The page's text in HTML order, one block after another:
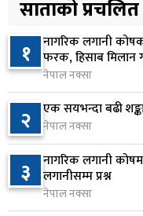
७ घण्टा अघि
६
आज बस्ने
सर्‍यो
८ घण्टा अघि
७
वीरगञ्जमा
रंगेहात पक्राउ
८ घण्टा अघि
जन्मसिद्ध
साताको
१ नागरिक लगानी
फरक, हिसाब मिलान
नेपाल नक्सा
२ एक सयभन्दा बढी
नेपाल नक्सा
३ नागरिक लगानी
लगानीसम्म प्रश्न
नेपाल नक्सा